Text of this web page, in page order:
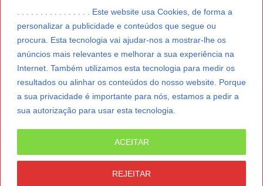
. . . . . . . . . . . . . . . . Este website usa Cookies, de forma a
personalizar a publicidade e conteúdos que segue ou
procura. Esta tecnologia vai ajudar-nos a mostrar-lhe os
anúncios mais relevantes e melhorar a sua experiência na
Internet. Também utilizamos esta tecnologia para medir os
resultados ou alinhar os conteúdos do nosso website. Porque
a sua privacidade é importante para nós, estamos a pedir a
sua autorização para usar esta tecnologia.
REJEITAR
ACEITAR
Novas 7 Maravilhas de Portugal: Setúbal recebe
Julho 29, 2026
Vitamina D: o paradoxo dos portugueses
Julho 24, 2026
SUBSCREVER NEWSLETTER